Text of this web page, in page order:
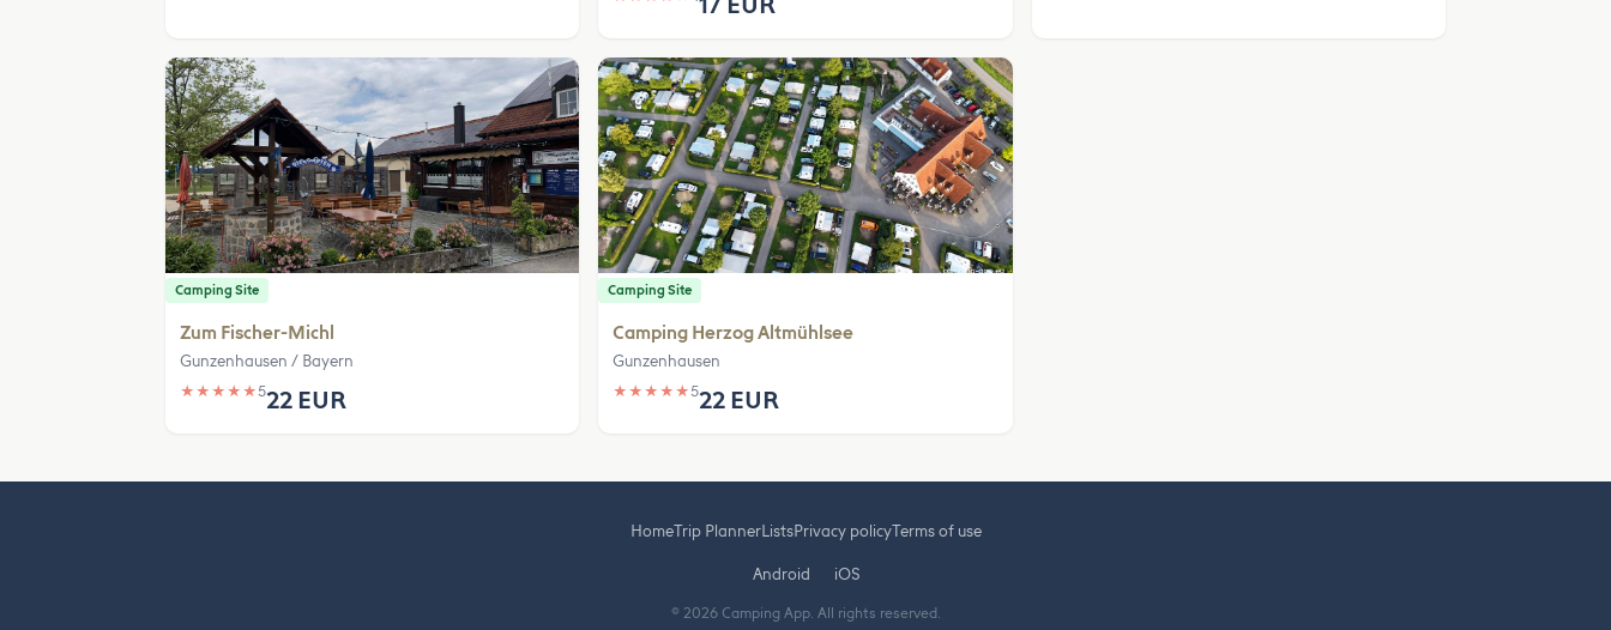
Camping Site
Zum Fischer-Michl
Gunzenhausen / Bayern
★ ★ ★ ★ ★522 EUR
Camping Site
Camping Herzog Altmühlsee
Gunzenhausen
★ ★ ★ ★ ★522 EUR
HomeTrip PlannerListsPrivacy policyTerms of use
Android iOS
© 2026 Camping App. All rights reserved.